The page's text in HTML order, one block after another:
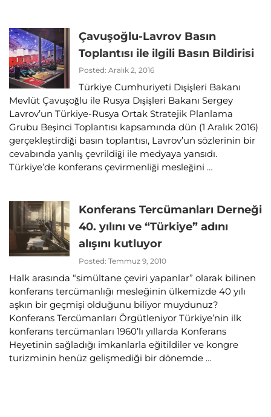
Çavuşoğlu-Lavrov Basın
Toplantısı ile ilgili Basın Bildirisi
Posted: Aralık 2, 2016
Türkiye Cumhuriyeti Dışişleri Bakanı
Mevlüt Çavuşoğlu ile Rusya Dışişleri Bakanı Sergey
Lavrov’un Türkiye-Rusya Ortak Stratejik Planlama
Grubu Beşinci Toplantısı kapsamında dün (1 Aralık 2016)
gerçekleştirdiği basın toplantısı, Lavrov’un sözlerinin bir
cevabında yanlış çevrildiği ile medyaya yansıdı.
Türkiye’de konferans çevirmenliği mesleğini …
Konferans Tercümanları Derneği
40. yılını ve “Türkiye” adını
alışını kutluyor
Posted: Temmuz 9, 2010
Halk arasında “simültane çeviri yapanlar” olarak bilinen
konferans tercümanlığı mesleğinin ülkemizde 40 yılı
aşkın bir geçmişi olduğunu biliyor muydunuz?
Konferans Tercümanları Örgütleniyor Türkiye’nin ilk
konferans tercümanları 1960’lı yıllarda Konferans
Heyetinin sağladığı imkanlarla eğitildiler ve kongre
turizminin henüz gelişmediği bir dönemde …